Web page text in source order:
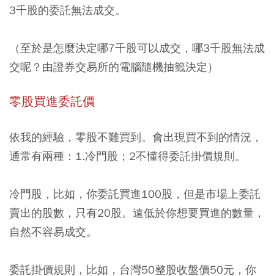
3千股的委託無法成交。
（至於是怎麼決定哪7千股可以成交，哪3千股無法成
交呢？由證券交易所的電腦隨機抽籤決定）
零股買進委託價
依我的經驗，零股不難買到。會出現買不到的情況，
通常有兩種：1.冷門股；2不懂得委託掛價規則。
冷門股，比如，你委託買進100股，但是市場上委託
賣出的股數，只有20股。遠低於你想要買進的數量，
自然不容易成交。
委託掛價規則，比如，台灣50整股收盤價50元，你